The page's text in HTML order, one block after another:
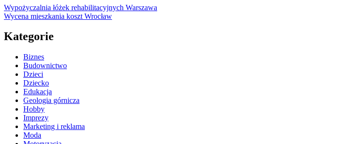
Wypożyczalnia łóżek rehabilitacyjnych Warszawa
Wycena mieszkania koszt Wrocław
Kategorie
Biznes
Budownictwo
Dzieci
Dziecko
Edukacja
Geologia górnicza
Hobby
Imprezy
Marketing i reklama
Moda